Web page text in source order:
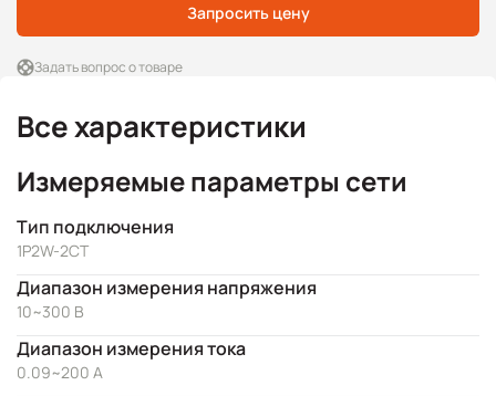
Запросить цену
Задать вопрос о товаре
Все характеристики
Измеряемые параметры сети
Тип подключения
1P2W-2CT
Диапазон измерения напряжения
10~300 В
Диапазон измерения тока
0.09~200 A